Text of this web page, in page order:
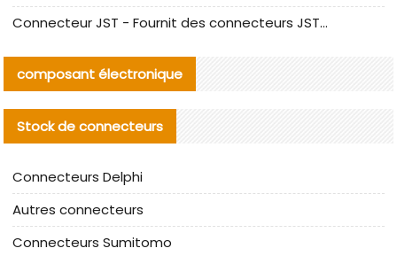
Connecteur JST - Fournit des connecteurs JST GHR-09V-S authentiques et des produits de remplacement|
composant électronique
Stock de connecteurs
Connecteurs Delphi
Autres connecteurs
Connecteurs Sumitomo